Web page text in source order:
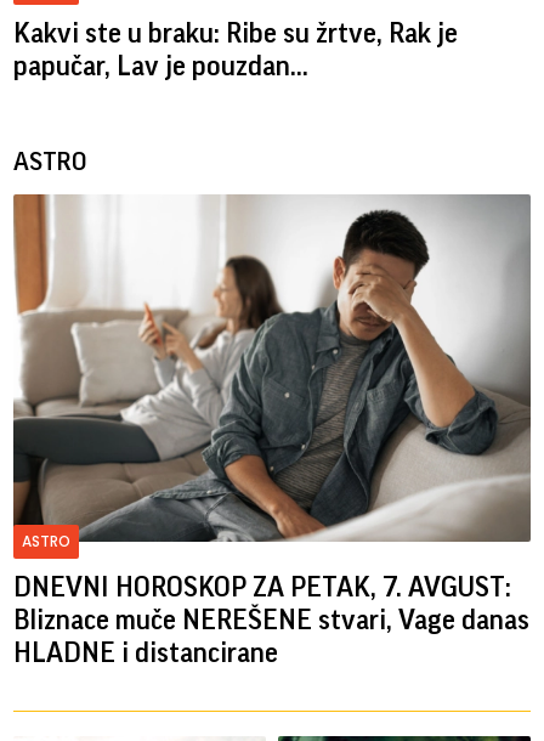
Kakvi ste u braku: Ribe su žrtve, Rak je
papučar, Lav je pouzdan...
ASTRO
ASTRO
DNEVNI HOROSKOP ZA PETAK, 7. AVGUST:
Bliznace muče NEREŠENE stvari, Vage danas
HLADNE i distancirane